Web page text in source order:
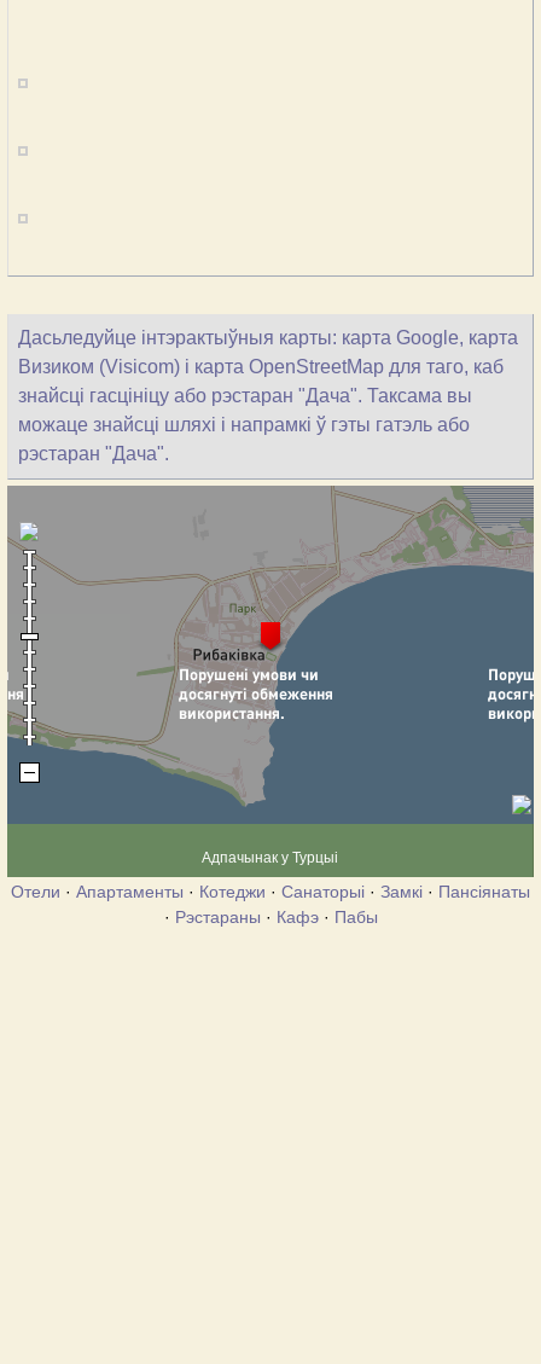
Дасьледуйце інтэрактыўныя карты: карта Google, карта
Визиком (Visicom) і карта OpenStreetMap для таго, каб
знайсці гасцініцу або рэстаран "Дача". Таксама вы
можаце знайсці шляхі і напрамкі ў гэты гатэль або
рэстаран "Дача".
Адпачынак у Турцыі
Отели · Апартаменты · Котеджи · Санаторыі · Замкі · Пансіянаты
· Рэстараны · Кафэ· Пабы